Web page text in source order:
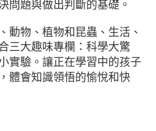
問題與做出判斷的基礎。
動物、植物和昆蟲、生活、
三大趣味專欄：科學大驚
實驗。讓正在學習中的孩子
體會知識領悟的愉悅和快